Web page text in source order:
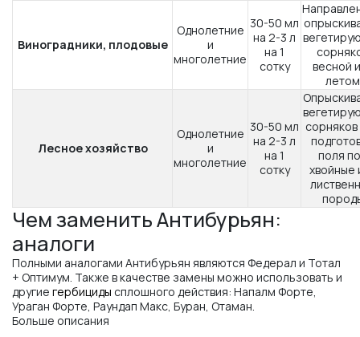
Виноградники, плодовые
Однолетние
и
многолетние
30-50 мл
на 2-3 л
на 1
сотку
весной
летом
Лесное хозяйство
Однолетние
и
многолетние
30-50 мл
на 2-3 л
на 1
сотку
поля
хвойные
Чем заменить Антибурьян:
аналоги
Полными аналогами Антибурьян являются Федерал и Тотал
+ Оптимум. Также в качестве замены можно использовать и
другие гербициды сплошного действия: Напалм Форте,
Ураган Форте, Раундап Макс, Буран, Отаман.
Больше описания